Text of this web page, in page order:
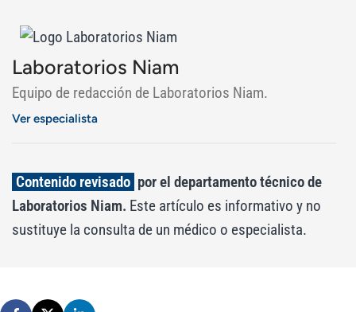
Laboratorios Niam
Equipo de redacción de Laboratorios Niam.
Ver especialista
Contenido revisado por el departamento técnico de
Laboratorios Niam. Este artículo es informativo y no
sustituye la consulta de un médico o especialista.